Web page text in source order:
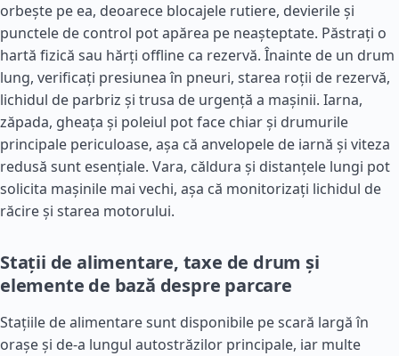
orbește pe ea, deoarece blocajele rutiere, devierile și
punctele de control pot apărea pe neașteptate. Păstrați o
hartă fizică sau hărți offline ca rezervă. Înainte de un drum
lung, verificați presiunea în pneuri, starea roții de rezervă,
lichidul de parbriz și trusa de urgență a mașinii. Iarna,
zăpada, gheața și poleiul pot face chiar și drumurile
principale periculoase, așa că anvelopele de iarnă și viteza
redusă sunt esențiale. Vara, căldura și distanțele lungi pot
solicita mașinile mai vechi, așa că monitorizați lichidul de
răcire și starea motorului.
Stații de alimentare, taxe de drum și
elemente de bază despre parcare
Stațiile de alimentare sunt disponibile pe scară largă în
orașe și de-a lungul autostrăzilor principale, iar multe